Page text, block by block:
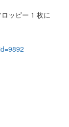
ッピー 1 枚に